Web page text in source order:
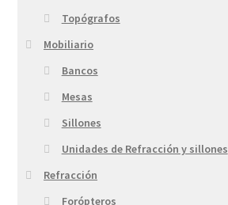
Topógrafos
Mobiliario
Bancos
Mesas
Sillones
Unidades de Refracción y sillones
Refracción
Forópteros